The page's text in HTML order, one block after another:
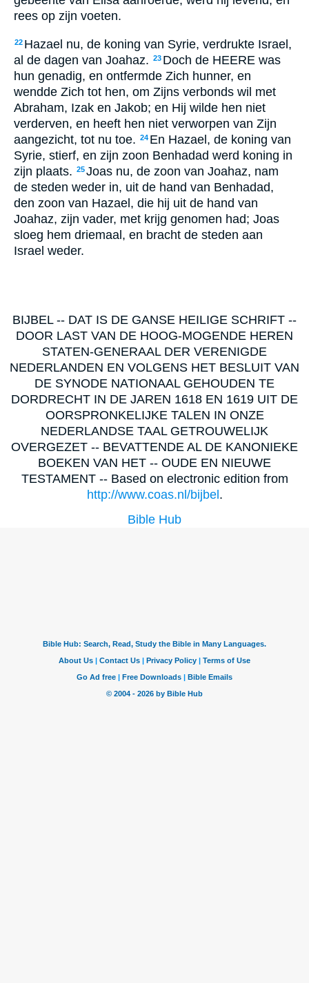
rees op zijn voeten.
22 Hazael nu, de koning van Syrie, verdrukte Israel,
al de dagen van Joahaz. 23 Doch de HEERE was
hun genadig, en ontfermde Zich hunner, en
wendde Zich tot hen, om Zijns verbonds wil met
Abraham, Izak en Jakob; en Hij wilde hen niet
verderven, en heeft hen niet verworpen van Zijn
aangezicht, tot nu toe. 24 En Hazael, de koning van
Syrie, stierf, en zijn zoon Benhadad werd koning in
zijn plaats. 25Joas nu, de zoon van Joahaz, nam
de steden weder in, uit de hand van Benhadad,
den zoon van Hazael, die hij uit de hand van
Joahaz, zijn vader, met krijg genomen had; Joas
sloeg hem driemaal, en bracht de steden aan
Israel weder.
BIJBEL -- DAT IS DE GANSE HEILIGE SCHRIFT --
DOOR LAST VAN DE HOOG-MOGENDE HEREN
STATEN-GENERAAL DER VERENIGDE
NEDERLANDEN EN VOLGENS HET BESLUIT VAN
DE SYNODE NATIONAAL GEHOUDEN TE
DORDRECHT IN DE JAREN 1618 EN 1619 UIT DE
OORSPRONKELIJKE TALEN IN ONZE
NEDERLANDSE TAAL GETROUWELIJK
OVERGEZET -- BEVATTENDE AL DE KANONIEKE
BOEKEN VAN HET -- OUDE EN NIEUWE
TESTAMENT -- Based on electronic edition from
http://www.coas.nl/bijbel .
Bible Hub